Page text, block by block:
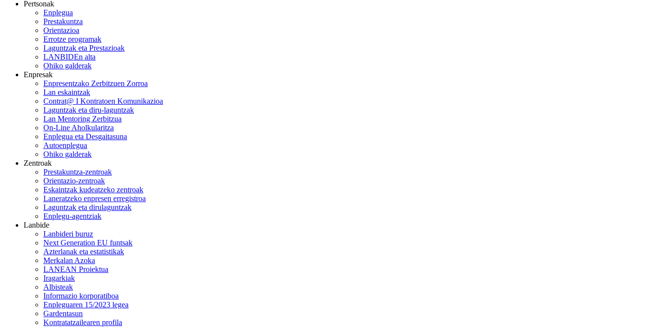
Pertsonak
Enplegua
Prestakuntza
Orientazioa
Errotze programak
Laguntzak eta Prestazioak
LANBIDEn alta
Ohiko galderak
Enpresak
Enpresentzako Zerbitzuen Zorroa
Lan eskaintzak
Contrat@ I Kontratoen Komunikazioa
Laguntzak eta diru-laguntzak
Lan Mentoring Zerbitzua
On-Line Aholkularitza
Enplegua eta Desgaitasuna
Autoenplegua
Ohiko galderak
Zentroak
Prestakuntza-zentroak
Orientazio-zentroak
Eskaintzak kudeatzeko zentroak
Laneratzeko enpresen erregistroa
Laguntzak eta dirulaguntzak
Enplegu-agentziak
Lanbide
Lanbideri buruz
Next Generation EU funtsak
Azterlanak eta estatistikak
Merkalan Azoka
LANEAN Proiektua
Iragarkiak
Albisteak
Informazio korporatiboa
Enpleguaren 15/2023 legea
Gardentasun
Kontratatzailearen profila